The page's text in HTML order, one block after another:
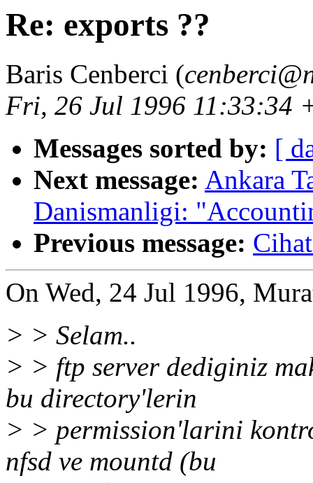
Re: exports ??
Baris Cenberci (
Fri, 26 Jul 1996 11:33:34
Messages sorted by: [
Next message: Ankara
Danismanligi:
Previous message:
On Wed, 24 Jul 1996,
> > Selam..
> > ftp server dediginiz
bu directory'lerin
> > permission'larini
nfsd ve mountd (bu